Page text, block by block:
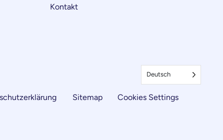
Kontakt
Deutsch
Sitemap Cookies Settings